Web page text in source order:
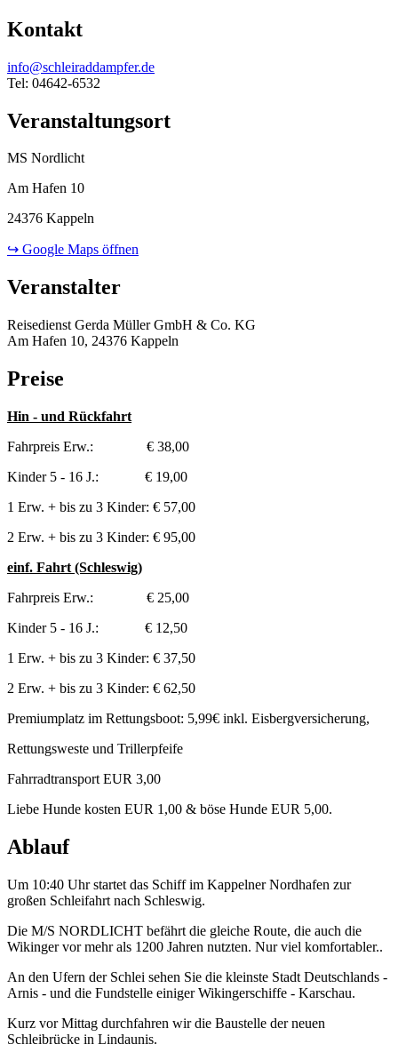
Kontakt
info@schleiraddampfer.de
Tel: 04642-6532
Veranstaltungsort
MS Nordlicht
Am Hafen 10
24376 Kappeln
↪ Google Maps öffnen
Veranstalter
Reisedienst Gerda Müller GmbH & Co. KG
Am Hafen 10, 24376 Kappeln
Preise
Hin - und Rückfahrt
Fahrpreis Erw.: € 38,00
Kinder 5 - 16 J.: € 19,00
1 Erw. + bis zu 3 Kinder: € 57,00
2 Erw. + bis zu 3 Kinder: € 95,00
einf. Fahrt (Schleswig)
Fahrpreis Erw.: € 25,00
Kinder 5 - 16 J.: € 12,50
1 Erw. + bis zu 3 Kinder: € 37,50
2 Erw. + bis zu 3 Kinder: € 62,50
Premiumplatz im Rettungsboot: 5,99€ inkl. Eisbergversicherung,
Rettungsweste und Trillerpfeife
Fahrradtransport EUR 3,00
Liebe Hunde kosten EUR 1,00 & böse Hunde EUR 5,00.
Ablauf
Um 10:40 Uhr startet das Schiff im Kappelner Nordhafen zur
großen Schleifahrt nach Schleswig.
Die M/S NORDLICHT befährt die gleiche Route, die auch die
Wikinger vor mehr als 1200 Jahren nutzten. Nur viel komfortabler..
An den Ufern der Schlei sehen Sie die kleinste Stadt Deutschlands -
Arnis - und die Fundstelle einiger Wikingerschiffe - Karschau.
Kurz vor Mittag durchfahren wir die Baustelle der neuen
Schleibrücke in Lindaunis.